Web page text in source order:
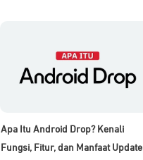
Apa Itu Android Drop? Kenali
Fungsi, Fitur, dan Manfaat Update